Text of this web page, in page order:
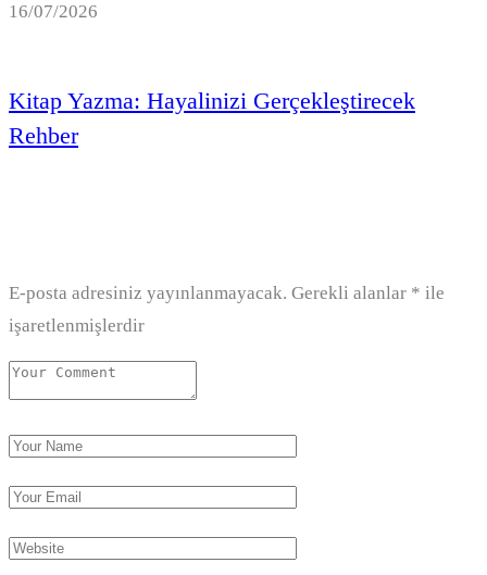
16/07/2026
Kitap Yazma: Hayalinizi Gerçekleştirecek
Rehber
E-posta adresiniz yayınlanmayacak. Gerekli alanlar * ile
işaretlenmişlerdir